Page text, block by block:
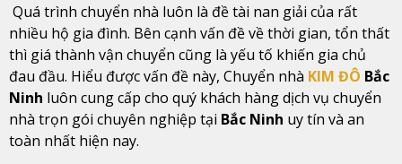
Quá trình chuyển nhà luôn là đề tài nan giải của rất
nhiều hộ gia đình. Bên cạnh vấn đề về thời gian, tổn thất
thì giá thành vận chuyển cũng là yếu tố khiến gia chủ
đau đầu. Hiểu được vấn đề này, Chuyển nhà KIM ĐÔ Bắc
Ninh luôn cung cấp cho quý khách hàng dịch vụ chuyển
nhà trọn gói chuyên nghiệp tại Bắc Ninh uy tín và an
toàn nhất hiện nay.